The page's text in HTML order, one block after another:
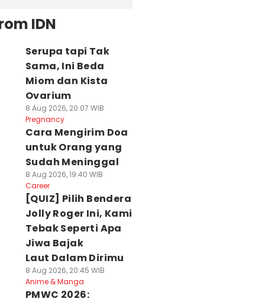
IDN
Serupa tapi Tak
Sama, Ini Beda
Miom dan Kista
Ovarium
8 Aug 2026, 20:07 WIB
Pregnancy
Cara Mengirim Doa
untuk Orang yang
Sudah Meninggal
8 Aug 2026, 19:40 WIB
Career
[QUIZ] Pilih Bendera
Jolly Roger Ini, Kami
Tebak Seperti Apa
Jiwa Bajak
Laut Dalam Dirimu
8 Aug 2026, 20:45 WIB
Anime & Manga
PMWC 2026: